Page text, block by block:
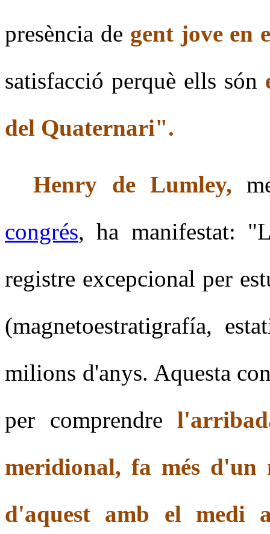
presència de gent jove en
satisfacció perquè ells són
del Quaternari".
Henry de Lumley,
congrés, ha manifestat:
registre excepcional per
(magnetoestratigrafía,
milions d'anys. Aquesta
per comprendre
meridional, fa més d'un
d'aquest amb el medi